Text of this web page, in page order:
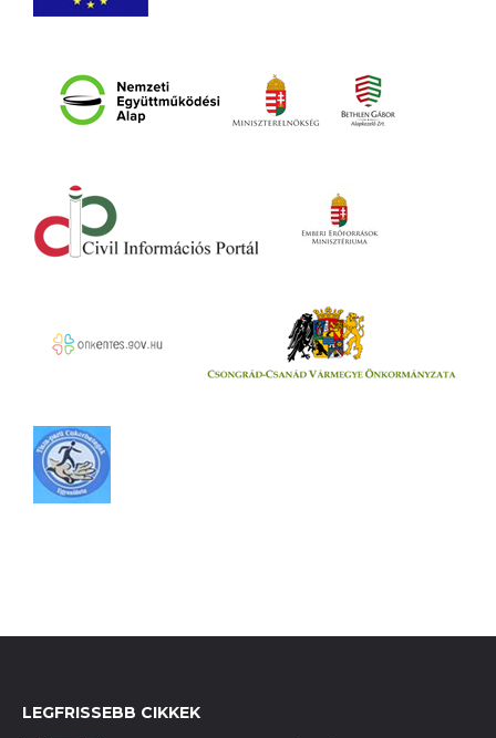
LEGFRISSEBB CIKKEK